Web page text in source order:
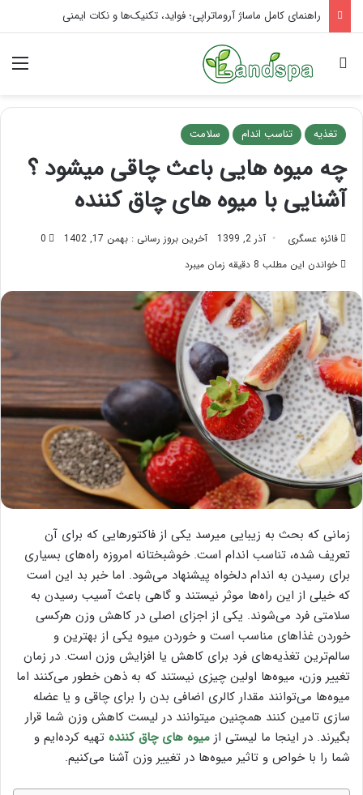
تاثیر ماساژ بر افسردگی؛ با ماساژ درمانی افسردگی را درمان کنید!
جستجو برای
تغذیه تناسب اندام سلامت
چه میوه هایی باعث چاقی میشود ؟
آشنایی با میوه های چاق کننده
فائزه عسگری آذر 2, 1399 آخرین بروز رسانی : بهمن 17, 1402
0
خواندن این مطلب 8 دقیقه زمان میبرد
زمانی که بحث به زیبایی میرسد یکی از فاکتورهایی که برای آن
تعریف شده، تناسب اندام است. خوشبختانه امروزه راه‌های بسیاری
برای رسیدن به اندام دلخواه پیشنهاد می‌شود. اما خبر بد این است
که خیلی از این راه‌ها موثر نیستند و گاهی باعث آسیب رسیدن به
سلامتی فرد می‌شوند. یکی از اجزای اصلی در کاهش وزن هرکسی
خوردن غذاهای مناسب است و خوردن میوه‌ یکی از بهترین و
سالم‌ترین تغذیه‌های فرد برای کاهش یا افزایش وزن است. در زمان
تغییر وزن، میوه‌ها اولین چیزی نیستند که به ذهن خطور می‌کنند اما
میوه‌ها می‌توانند مقدار کالری اضافی بدن را برای چاقی و یا عضله
سازی تامین کنند همچنین میتوانند در لیست کاهش وزن شما قرار
بگیرند. در اینجا ما لیستی از میوه های چاق کننده تهیه کرده‌ایم و
شما را با خواص و تاثیر میوه‌ها در تغییر وزن آشنا می‌کنیم.